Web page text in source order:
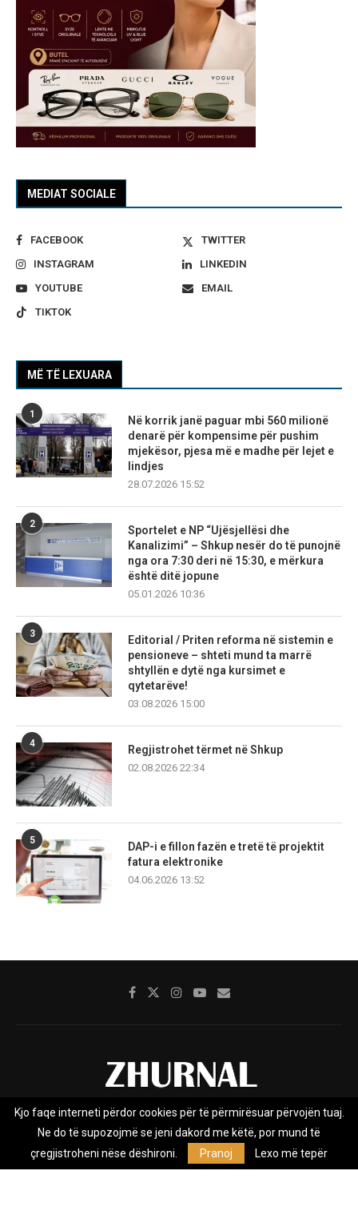
MEDIAT SOCIALE
FACEBOOK
TWITTER
INSTAGRAM
LINKEDIN
YOUTUBE
EMAIL
TIKTOK
MË TË LEXUARA
1
Në korrik janë paguar mbi 560 milionë
denarë për kompensime për pushim
mjekësor, pjesa më e madhe për lejet e
lindjes
28.07.2026 15:52
2
Sportelet e NP “Ujësjellësi dhe
Kanalizimi” – Shkup nesër do të punojnë
nga ora 7:30 deri në 15:30, e mërkura
është ditë jopune
05.01.2026 10:36
3
Editorial / Priten reforma në sistemin e
pensioneve – shteti mund ta marrë
shtyllën e dytë nga kursimet e
qytetarëve!
03.08.2026 15:00
4
Regjistrohet tërmet në Shkup
02.08.2026 22:34
5
DAP-i e fillon fazën e tretë të projektit
fatura elektronike
04.06.2026 13:52
Rreth nesh Impresumi Marketing
Privacy Policy
Zhurnal.mk është Agjenci e Lajmeve e pavarur, e themeluar në vitin
Kjo faqe interneti përdor cookies për të përmirësuar përvojën tuaj.
Ne do të supozojmë se jeni dakord me këtë, por mund të
çregjistroheni nëse dëshironi.
Pranoj Lexo më tepër